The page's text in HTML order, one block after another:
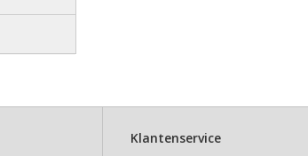
Klantenservice